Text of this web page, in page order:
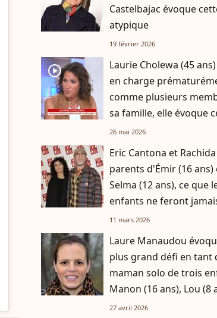
Castelbajac évoque
atypique
19 février 2026
player2
Laurie Cholewa (45
en charge
comme plusieurs
sa famille, elle évoque
autre alerte reçue il y a
26 mai 2026
Eric Cantona et
parents d'Émir (16 ans)
Selma (12 ans), ce que
enfants ne feront
11 mars 2026
Laure Manaudou
plus grand défi en tant
maman solo de trois
Manon (16 ans), Lou (8
Sacha (5 ans)
27 avril 2026